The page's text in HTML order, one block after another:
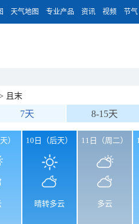
天气地图 专业产品 资讯 视频 节气
且末
7天 8-15天
） 10日（后天）
晴转多云
11日（周二）
多云